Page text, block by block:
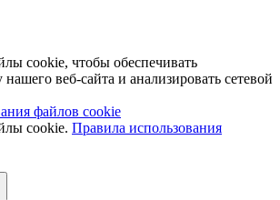
cookie, чтобы обеспечивать
веб-сайта и анализировать сетевой
файлов cookie
cookie. Правила использования